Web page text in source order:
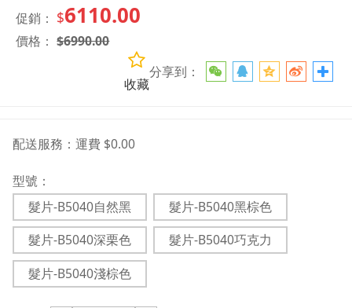
促銷： $6110.00
價格：$6990.00
分享到：
收藏
配送服務： 運費 $0.00
型號：
髮片-B5040自然黑
髮片-B5040黑棕色
髮片-B5040深栗色
髮片-B5040巧克力
髮片-B5040淺棕色